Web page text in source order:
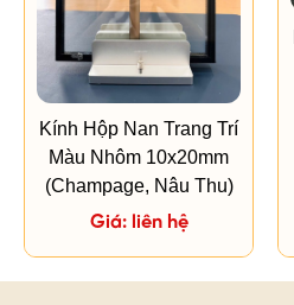
Kính Hộp Nan Trang Trí
Màu Nhôm 10x20mm
(Champage, Nâu Thu)
Giá: liên hệ